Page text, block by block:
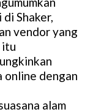
Shaker,
vendor yang
itu
online dengan
alam